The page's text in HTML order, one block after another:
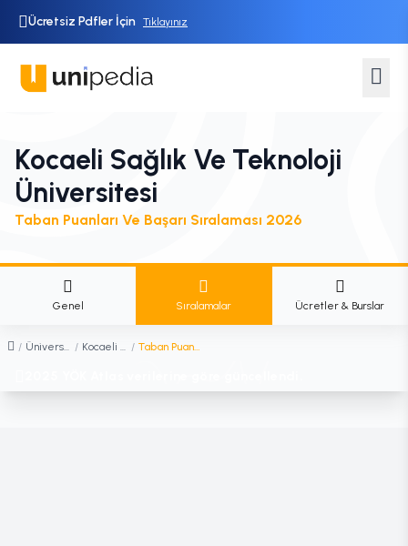
Ücretsiz Pdfler İçin Tıklayınız
Kocaeli Sağlık Ve Teknoloji
Üniversitesi
Taban Puanları Ve Başarı Sıralaması 2026
Genel Sıralamalar Ücretler & Burslar
/ Üniversiteler / Kocaeli Sağlık ve Teknoloji Üniversitesi / Taban Puanları ve Başarı Sıralaması